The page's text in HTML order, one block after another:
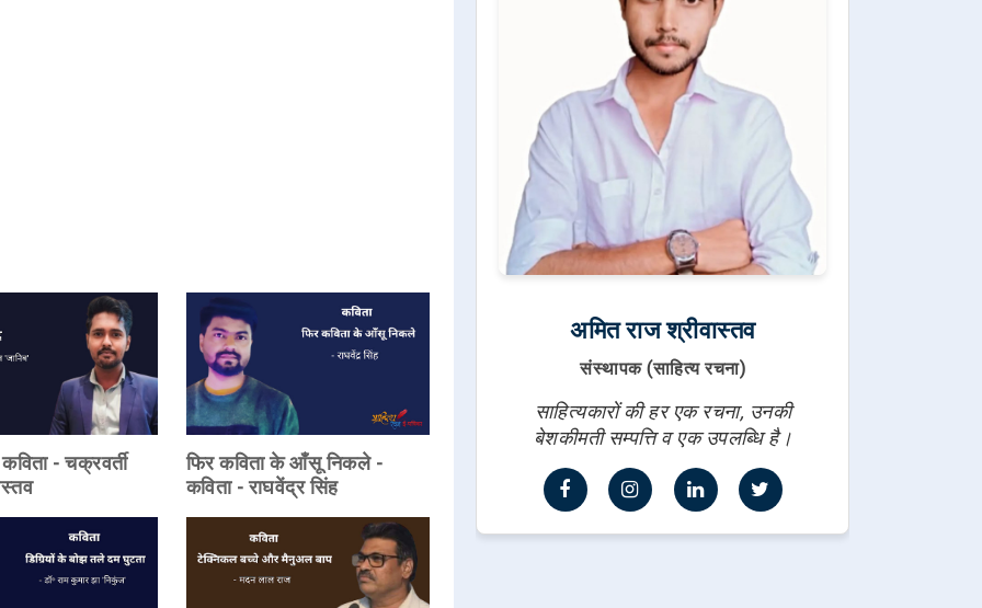
- चक्रवर्ती
फिर कविता के आँसू निकले -
कविता - राघवेंद्र सिंह
अमित राज श्रीवास्तव
संस्थापक (साहित्य रचना)
साहित्यकारों की हर एक रचना, उनकी
बेशकीमती सम्पत्ति व एक उपलब्धि है।